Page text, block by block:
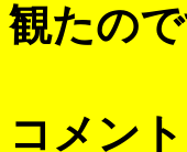
観たの
コメン